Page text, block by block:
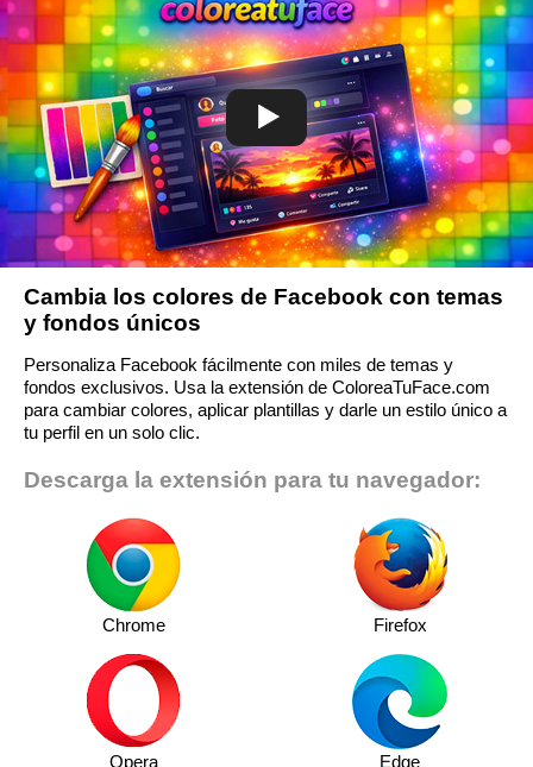
Cambia los colores de Facebook con temas
y fondos únicos
Personaliza Facebook fácilmente con miles de temas y
fondos exclusivos. Usa la extensión de ColoreaTuFace.com
para cambiar colores, aplicar plantillas y darle un estilo único a
tu perfil en un solo clic.
Descarga la extensión para tu navegador:
Chrome Firefox
Opera Edge